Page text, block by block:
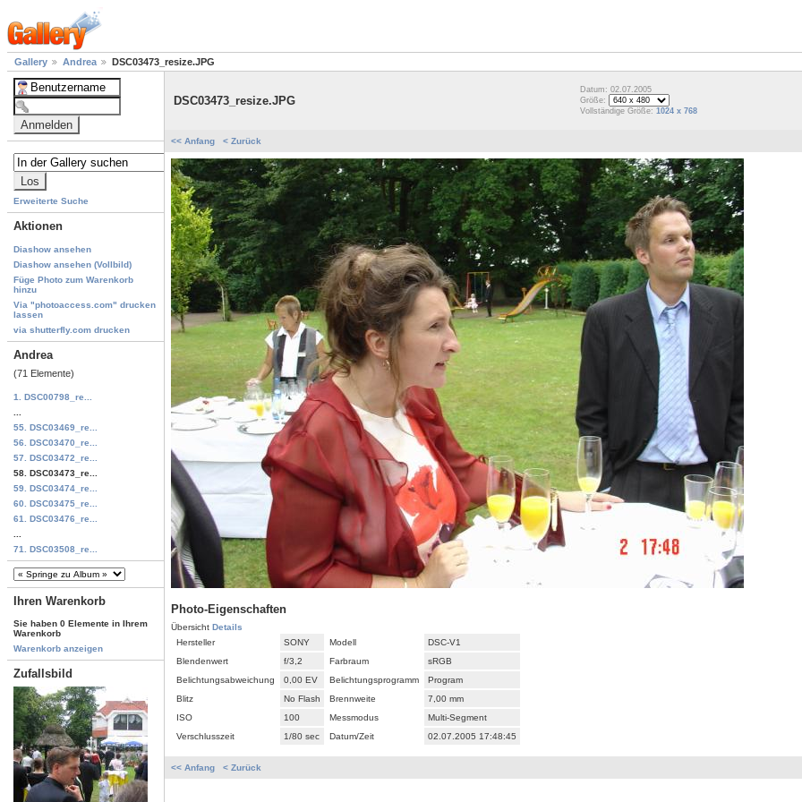
Gallery Andrea DSC03473_resize.JPG
Erweiterte Suche
Aktionen
Diashow ansehen
Diashow ansehen (Vollbild)
Füge Photo zum Warenkorb
hinzu
Via "photoaccess.com" drucken
lassen
via shutterfly.com drucken
Andrea
(71 Elemente)
1. DSC00798_re...
55. DSC03469_re...
56. DSC03470_re...
57. DSC03472_re...
58. DSC03473_re...
59. DSC03474_re...
60. DSC03475_re...
61. DSC03476_re...
71. DSC03508_re...
Ihren Warenkorb
Sie haben 0 Elemente in Ihrem
Warenkorb
Warenkorb anzeigen
Zufallsbild
DSC03473_resize.JPG
Datum: 02.07.2005
Größe:
Vollständige Größe: 1024 x 768
<< Anfang < Zurück
Photo-Eigenschaften
Übersicht Details
Hersteller
SONY Modell
DSC-V1
Blendenwert
f/3,2 Farbraum
sRGB
Belichtungsabweichung
0,00 EV Belichtungsprogramm
Program
Blitz
No Flash Brennweite
7,00 mm
ISO
100 Messmodus
Multi-Segment
Verschlusszeit
1/80 sec Datum/Zeit 02.07.2005 17:48:45
<< Anfang < Zurück